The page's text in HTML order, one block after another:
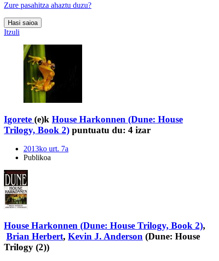
Zure pasahitza ahaztu duzu?
Hasi saioa
Itzuli
Igorete (e)k House Harkonnen (Dune: House
Trilogy, Book 2) puntuatu du: 4 izar
2013ko urt. 7a
Publikoa
House Harkonnen (Dune: House Trilogy, Book 2),
Brian Herbert, Kevin J. Anderson (Dune: House
Trilogy (2))